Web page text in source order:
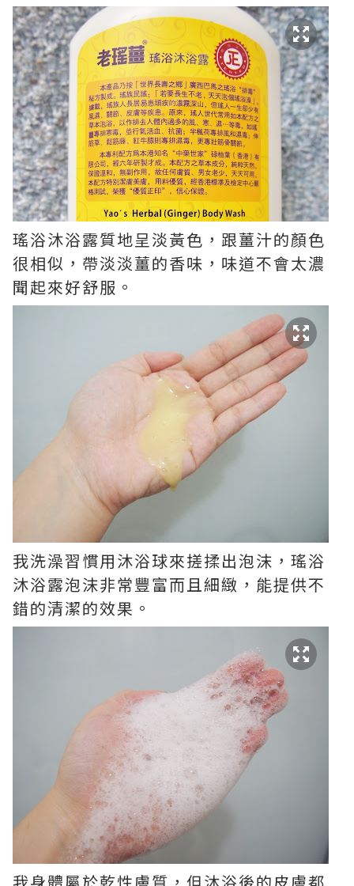
瑤浴沐浴露質地呈淡黃色，跟薑汁的顏色
很相似，帶淡淡薑的香味，味道不會太濃
聞起來好舒服。
我洗澡習慣用沐浴球來搓揉出泡沫，瑤浴
沐浴露泡沫非常豐富而且細緻，能提供不
錯的清潔的效果。